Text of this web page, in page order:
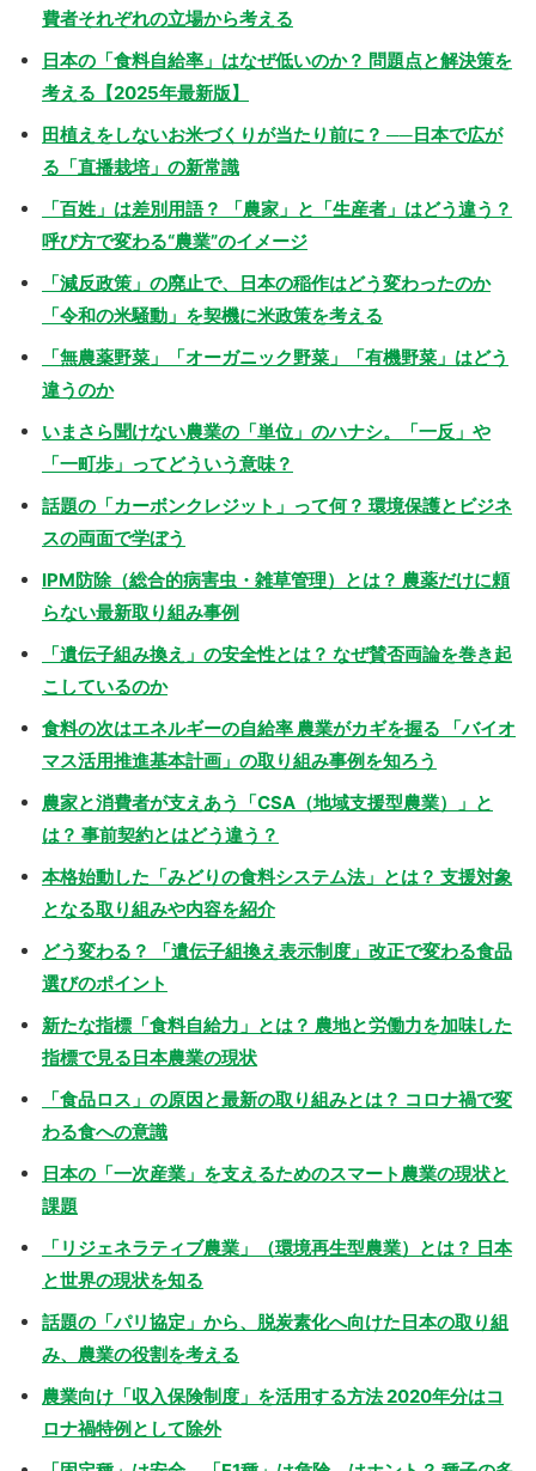
費者それぞれの立場から考える
日本の「食料自給率」はなぜ低いのか？ 問題点と解決策を
考える【2025年最新版】
田植えをしないお米づくりが当たり前に？ ──日本で広が
る「直播栽培」の新常識
「百姓」は差別用語？ 「農家」と「生産者」はどう違う？
呼び方で変わる“農業”のイメージ
「減反政策」の廃止で、日本の稲作はどう変わったのか
「令和の米騒動」を契機に米政策を考える
「無農薬野菜」「オーガニック野菜」「有機野菜」はどう
違うのか
いまさら聞けない農業の「単位」のハナシ。「一反」や
「一町歩」ってどういう意味？
話題の「カーボンクレジット」って何？ 環境保護とビジネ
スの両面で学ぼう
IPM防除（総合的病害虫・雑草管理）とは？ 農薬だけに頼
らない最新取り組み事例
「遺伝子組み換え」の安全性とは？ なぜ賛否両論を巻き起
こしているのか
食料の次はエネルギーの自給率 農業がカギを握る 「バイオ
マス活用推進基本計画」の取り組み事例を知ろう
農家と消費者が支えあう「CSA（地域支援型農業）」と
は？ 事前契約とはどう違う？
本格始動した「みどりの食料システム法」とは？ 支援対象
となる取り組みや内容を紹介
どう変わる？ 「遺伝子組換え表示制度」改正で変わる食品
選びのポイント
新たな指標「食料自給力」とは？ 農地と労働力を加味した
指標で見る日本農業の現状
「食品ロス」の原因と最新の取り組みとは？ コロナ禍で変
わる食への意識
日本の「一次産業」を支えるためのスマート農業の現状と
課題
「リジェネラティブ農業」（環境再生型農業）とは？ 日本
と世界の現状を知る
話題の「パリ協定」から、脱炭素化へ向けた日本の取り組
み、農業の役割を考える
農業向け「収入保険制度」を活用する方法 2020年分はコ
ロナ禍特例として除外